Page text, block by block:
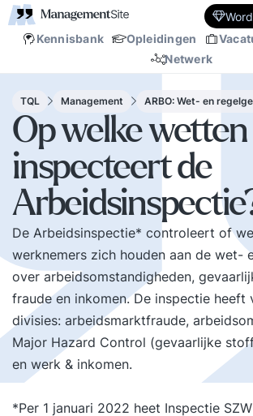
Kennisbank Opleidingen
Netwerk
TQL Management ARBO: Wet- en
Op welke wetten
inspecteert de
De Arbeidsinspectie* controleert of
werknemers zich houden aan de wet-
over arbeidsomstandigheden,
fraude en inkomen. De inspectie heeft
divisies: arbeidsmarktfraude,
Major Hazard Control (gevaarlijke
en werk & inkomen.
*Per 1 januari 2022 heet Inspectie